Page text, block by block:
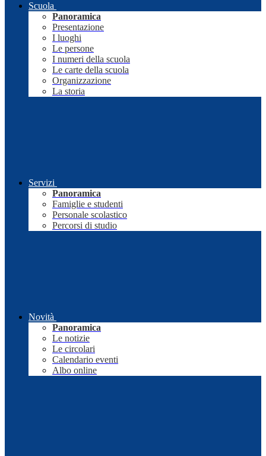
Scuola
Panoramica
Presentazione
I luoghi
Le persone
I numeri della scuola
Le carte della scuola
Organizzazione
La storia
Servizi
Panoramica
Famiglie e studenti
Personale scolastico
Percorsi di studio
Novità
Panoramica
Le notizie
Le circolari
Calendario eventi
Albo online